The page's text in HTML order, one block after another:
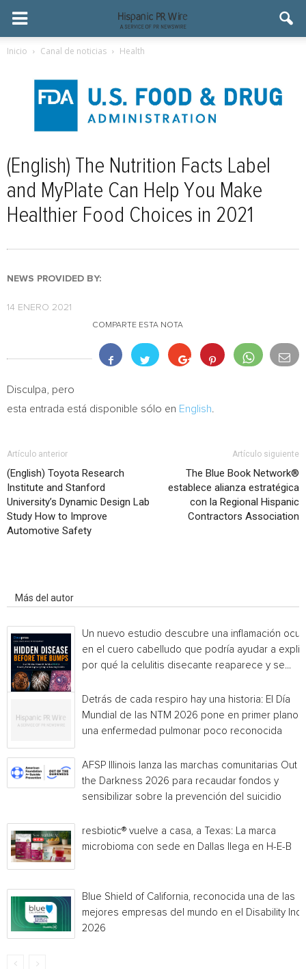
Inicio Canal de noticias Health
(English) The Nutrition Facts Label
and MyPlate Can Help You Make
Healthier Food Choices in 2021
NEWS PROVIDED BY:
14 ENERO 2021
COMPARTE ESTA NOTA
Disculpa, pero
esta entrada está disponible sólo en English
Artículo anterior
(English) Toyota Research
Institute and Stanford
University’s Dynamic Design Lab
Study How to Improve
Automotive Safety
Artículo siguiente
The Blue Book Network®
establece alianza estratégica
con la Regional Hispanic
Contractors Association
Más del autor
Un nuevo estudio descubre una inflamación
en el cuero cabelludo que podría ayudar a
por qué la celulitis disecante reaparece y se...
Detrás de cada respiro hay una historia: El Día
Mundial de las NTM 2026 pone en primer plano
una enfermedad pulmonar poco reconocida
AFSP Illinois lanza las marchas comunitarias Out
the Darkness 2026 para recaudar fondos y
sensibilizar sobre la prevención del suicidio
resbiotic® vuelve a casa, a Texas: La marca
microbioma con sede en Dallas llega en H-E-B
Blue Shield of California, reconocida una de las
mejores empresas del mundo en el Disability
2026